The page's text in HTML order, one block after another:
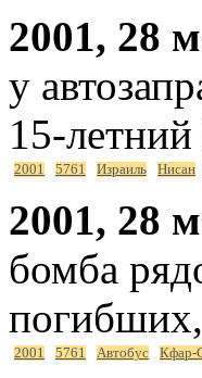
2001, 28
у
15-
2001 5761 Израиль Нисан
2001, 28
бомба
2001 5761 Автобус Кфар-